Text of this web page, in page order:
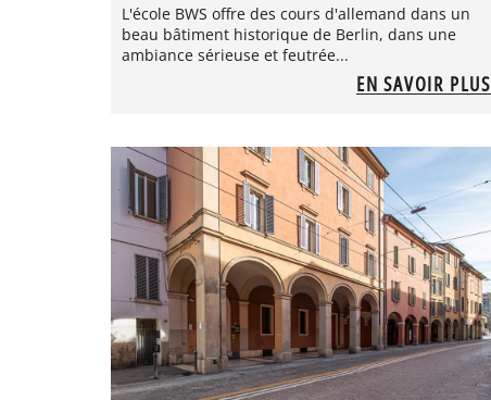
L'école BWS offre des cours d'allemand dans un
beau bâtiment historique de Berlin, dans une
ambiance sérieuse et feutrée...
EN SAVOIR PLUS